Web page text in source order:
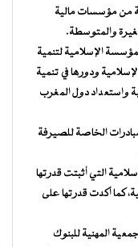
من مؤسسات مالية
والمتوسطة.
الإسلامية لتنمية
ودورها في تنمية
واستعداد دول المغرب
الخاصة للصيرفة
التي أثبتت قدرتها
كما أكدت قدرتها على
المهنية للبنوك